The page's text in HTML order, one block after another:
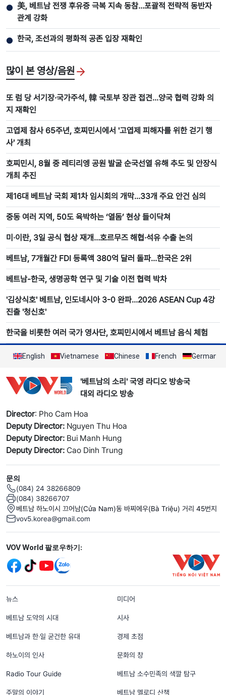
● 美, 베트남 전쟁 후유증 극복 지속 동참…포괄적 전략적 동반자
관계 강화
● 한국, 조선과의 평화적 공존 입장 재확인
많이 본 영상/음원
또 럼 당 서기장·국가주석, 韓 국토부 장관 접견…양국 협력 강화 의
지 재확인
고엽제 참사 65주년, 호찌민시에서 '고엽제 피해자를 위한 걷기 행
사' 개최
호찌민시, 8월 중 레티리엥 공원 발굴 순국선열 유해 추도 및 안장식
개최 추진
제16대 베트남 국회 제1차 임시회의 개막…33개 주요 안건 심의
중동 여러 지역, 50도 육박하는 ‘열돔’ 현상 들이닥쳐
미·이란, 3일 공식 협상 재개…호르무즈 해협·석유 수출 논의
베트남, 7개월간 FDI 등록액 380억 달러 돌파…한국은 2위
베트남-한국, 생명공학 연구 및 기술 이전 협력 박차
'김상식호' 베트남, 인도네시아 3-0 완파…2026 ASEAN Cup 4강
진출 '청신호'
한국을 비롯한 여러 국가 영사단, 호찌민시에서 베트남 음식 체험
English Vietnamese Chinese French German
'베트남의 소리' 국영 라디오 방송국
대외 라디오 방송
Director: Pho Cam Hoa
Deputy Director: Nguyen Thu Hoa
Deputy Director: Bui Manh Hung
Deputy Director: Cao Dinh Trung
문의
(084) 24 38266809
(084) 38266707
베트남 하노이시 끄어남(Cửa Nam)동 바찌에우(Bà Triệu) 거리 45번지
vov5.korea@gmail.com
Mạng xã hội
VOV World 팔로우하기:
menu footer tiếng Hàn
뉴스 미디어
베트남 도약의 시대 시사
베트남과 한‧일 굳건한 유대 경제 초점
하노이의 인사 문화의 창
Radio Tour Guide 베트남 소수민족의 색깔 탐구
주말의 이야기 베트남 멜로디 산책